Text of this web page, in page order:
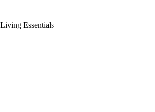
Living Essentials